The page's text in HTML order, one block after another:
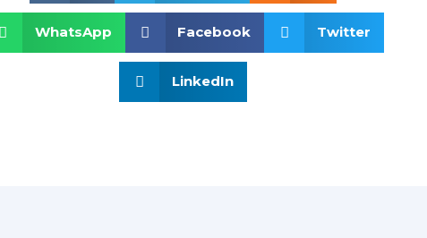
WhatsApp Facebook Twitter
LinkedIn